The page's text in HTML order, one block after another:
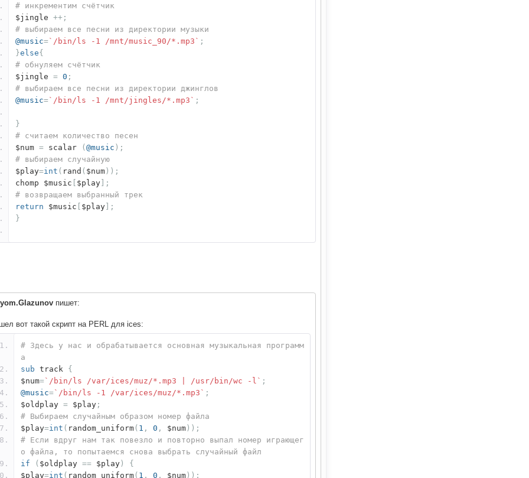
# инкрементим счётчик
$jingle ++;
# выбираем все песни из директории музыки
@music=`/bin/ls -1 /mnt/music_90/*.mp3` ;
}else{
# обнуляем счётчик
$jingle = 0 ;
# выбираем все песни из директории джинглов
@music=`/bin/ls -1 /mnt/jingles/*.mp3` ;
}
# считаем количество песен
$num = scalar ( @music );
# выбираем случайную
$play=int ( rand ( $num ));
chomp $music
$play ];
# возвращаем выбранный трек
return $music $play ];
}
пишет:
вот такой скрипт на PERL для ices:
# Здесь у нас и обрабатывается основная музыкальная программ
а
sub track {
$num=`/bin/ls /var/ices/muz/*.mp3 | /usr/bin/wc -l` ;
@music=`/bin/ls -1 /var/ices/muz/*.mp3` ;
$oldplay = $play ;
# Выбираем случайным образом номер файла
$play=int ( random_uniform( 1 , 0 , $num ));
# Если вдруг нам так повезло и повторно выпал номер играющег
о файла, то попытаемся снова выбрать случайный файл
if
( $oldplay == $play )
{
$play=int ( random_uniform( 1 , 0 , $num ));